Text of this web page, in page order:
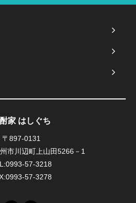
家 はしぐち
〒897-0131
市川辺町上山田5266－1
57-3218
57-3278